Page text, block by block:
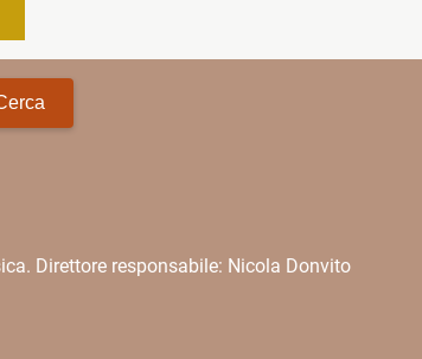
Direttore responsabile: Nicola Donvito